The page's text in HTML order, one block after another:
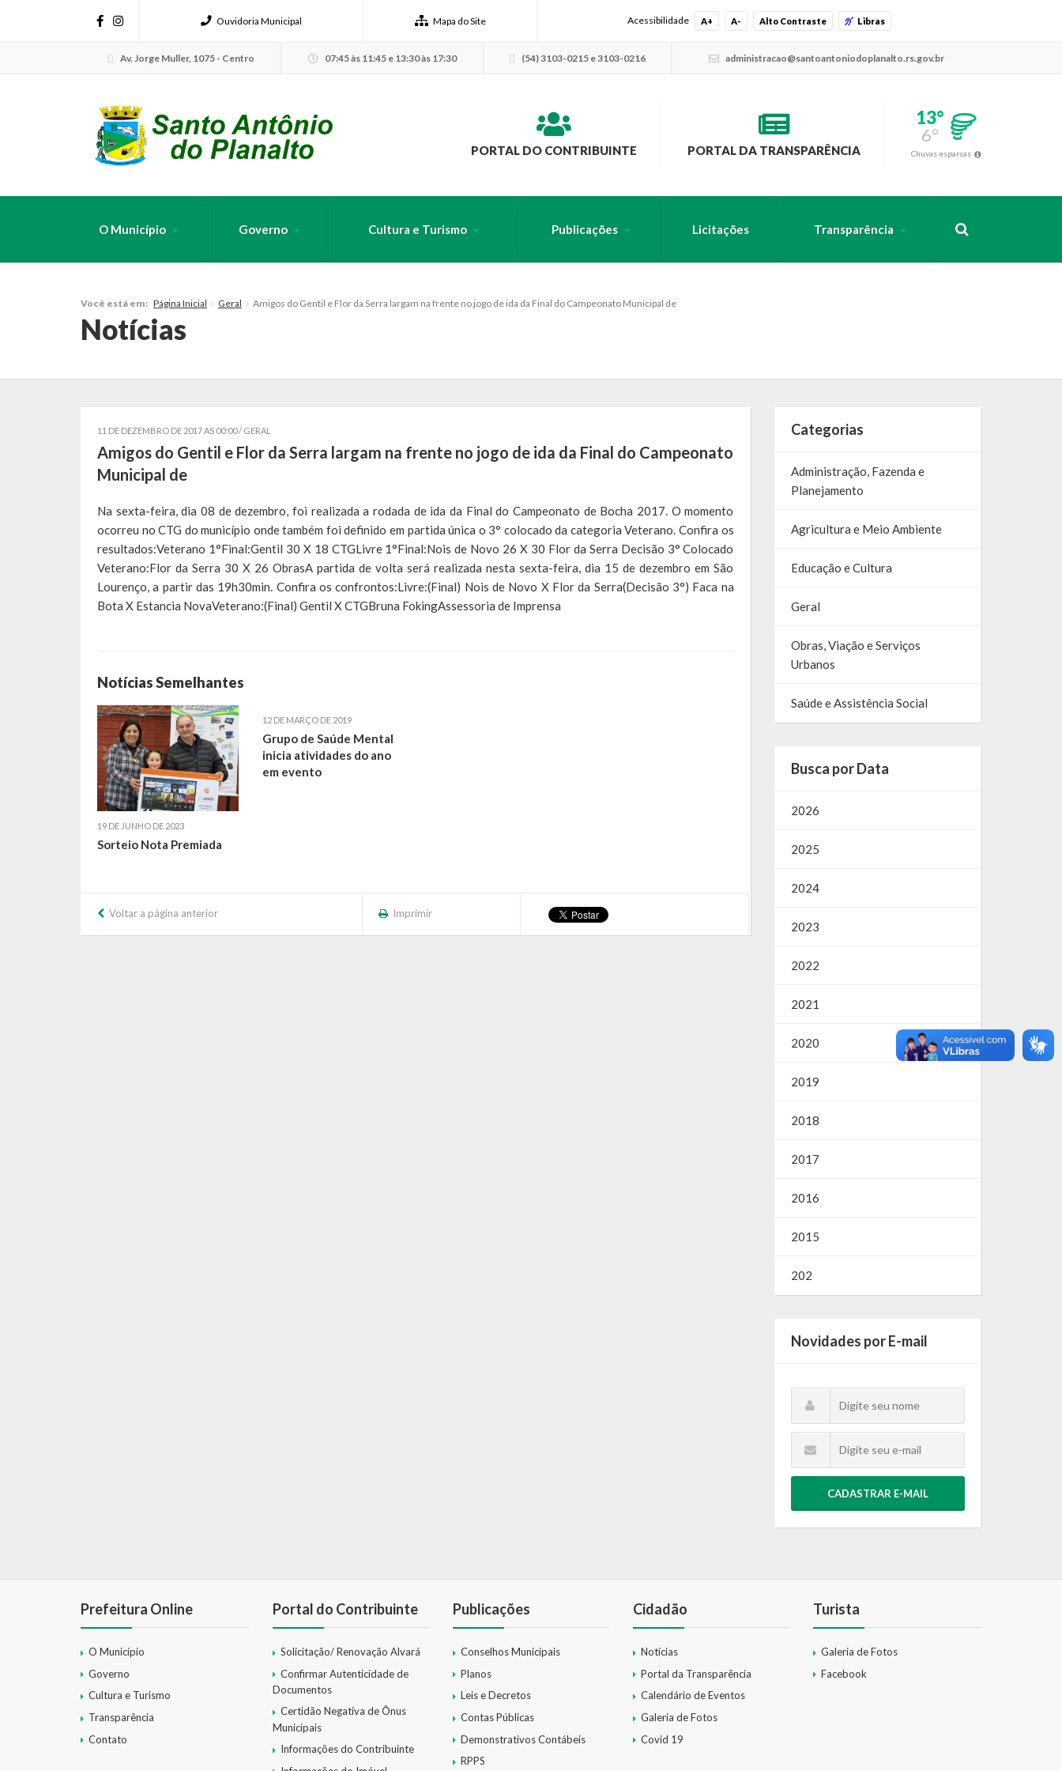
Ouvidoria Municipal Mapa do Site Acessibilidade A+ A- Alto Contraste Libras
Av. Jorge Muller, 1075 - Centro 07:45 às 11:45 e 13:30 às 17:30 (54) 3103-0215 e 3103-0216 administracao@santoantoniodoplanalto.rs.gov.br
PORTAL DO CONTRIBUINTE PORTAL DA TRANSPARÊNCIA
13°
6°
Chuvas esparsas
O Município Governo Cultura e Turismo Publicações Licitações Transparência
Você está em: Página Inicial Geral Amigos do Gentil e Flor da Serra largam na frente no jogo de ida da Final do Campeonato Municipal de
Notícias
11 DE DEZEMBRO DE 2017 AS 00:00 / GERAL
Amigos do Gentil e Flor da Serra largam na frente no jogo de ida da Final do Campeonato
Municipal de
Na sexta-feira, dia 08 de dezembro, foi realizada a rodada de ida da Final do Campeonato de Bocha 2017. O momento
ocorreu no CTG do município onde também foi definido em partida única o 3° colocado da categoria Veterano. Confira os
resultados:Veterano 1°Final:Gentil 30 X 18 CTGLivre 1°Final:Nois de Novo 26 X 30 Flor da Serra Decisão 3° Colocado
Veterano:Flor da Serra 30 X 26 ObrasA partida de volta será realizada nesta sexta-feira, dia 15 de dezembro em São
Lourenço, a partir das 19h30min. Confira os confrontos:Livre:(Final) Nois de Novo X Flor da Serra(Decisão 3°) Faca na
Bota X Estancia NovaVeterano:(Final) Gentil X CTGBruna FokingAssessoria de Imprensa
Notícias Semelhantes
19 DE JUNHO DE 2023
Sorteio Nota Premiada
12 DE MARÇO DE 2019
Grupo de Saúde Mental
inicia atividades do ano
em evento
Voltar a página anterior Imprimir
Categorias
Administração, Fazenda e
Planejamento
Agricultura e Meio Ambiente
Educação e Cultura
Geral
Obras, Viação e Serviços
Urbanos
Saúde e Assistência Social
Busca por Data
2026
2025
2024
2023
2022
2021
2020
2019
2018
2017
2016
2015
202
Novidades por E-mail
CADASTRAR E-MAIL
Prefeitura Online
O Município
Governo
Cultura e Turismo
Transparência
Contato
Portal do Contribuinte
Solicitação/ Renovação Alvará
Confirmar Autenticidade de
Documentos
Certidão Negativa de Ônus
Municipais
Informações do Contribuinte
Publicações
Conselhos Municipais
Planos
Leis e Decretos
Contas Públicas
Demonstrativos Contábeis
RPPS
Cidadão
Notícias
Portal da Transparência
Calendário de Eventos
Galeria de Fotos
Covid 19
Turista
Galeria de Fotos
Facebook